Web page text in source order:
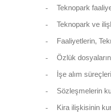
- Teknopark
- Teknopark ve
- Faaliyetlerin,
- Özlük
- İşe alım
- Sözleşmelerin
- Kira ilişkisinin